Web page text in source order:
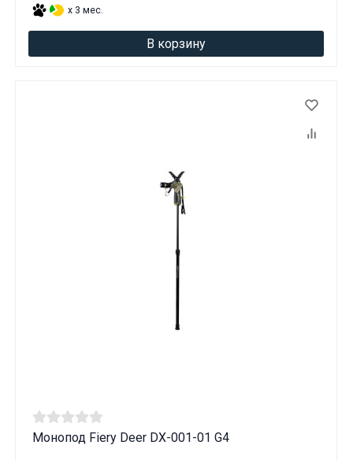
x 3 мес.
В корзину
Монопод Fiery Deer DX-001-01 G4